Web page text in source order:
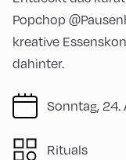
Sonntag, 24.
Rituals
Popchop
kreative
dahinter.